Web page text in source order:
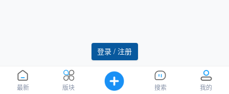
最新 版块 搜索 我的
登录 / 注册